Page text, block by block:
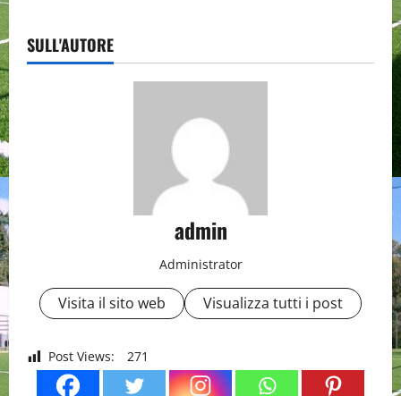
SULL'AUTORE
admin
Administrator
Visita il sito web Visualizza tutti i post
Post Views: 271